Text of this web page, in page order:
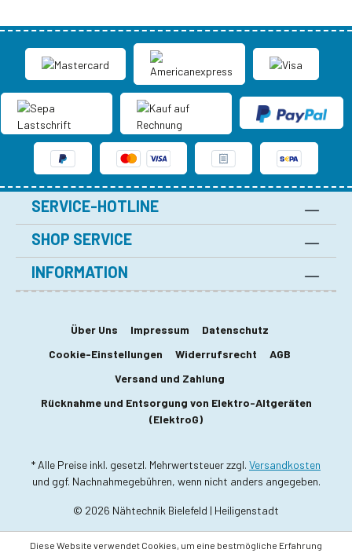
SERVICE-HOTLINE
SHOP SERVICE
INFORMATION
Über Uns Impressum
Datenschutz
Cookie-Einstellungen
Widerrufsrecht
AGB
Versand und Zahlung
Rücknahme und Entsorgung von Elektro-Altgeräten
(ElektroG)
* Alle Preise inkl. gesetzl. Mehrwertsteuer zzgl. Versandkosten
und ggf. Nachnahmegebühren, wenn nicht anders angegeben.
© 2026 Nähtechnik Bielefeld | Heiligenstadt
Diese Website verwendet Cookies, um eine bestmögliche Erfahrung